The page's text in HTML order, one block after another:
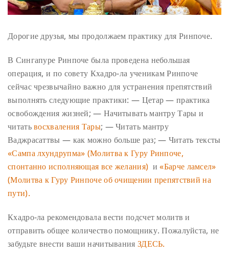
Дорогие друзья, мы продолжаем практику для Ринпоче.
В Сингапуре Ринпоче была проведена небольшая
операция, и по совету Кхадро-ла ученикам Ринпоче
сейчас чрезвычайно важно для устранения препятствий
выполнять следующие практики: — Цетар — практика
освобождения жизней; — Начитывать мантру Тары и
читатьвосхваления Тары; — Читать мантру
Ваджрасаттвы — как можно больше раз; — Читать тексты
«Сампа лхундрупма» (Молитва к Гуру Ринпоче,
спонтанно исполняющая все желания) и«Барче ламсел»
(Молитва к Гуру Ринпоче об очищении препятствий на
пути).
Кхадро-ла рекомендовала вести подсчет молитв и
отправить общее количество помощнику. Пожалуйста, не
забудьте внести ваши начитывания ЗДЕСЬ.